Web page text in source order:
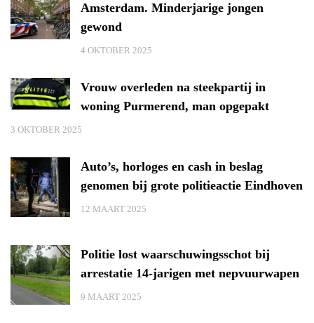
Amsterdam. Minderjarige jongen
gewond
4 OKTOBER 2025
Vrouw overleden na steekpartij in
woning Purmerend, man opgepakt
3 OKTOBER 2025
Auto’s, horloges en cash in beslag
genomen bij grote politieactie Eindhoven
12 MAART 2025
Politie lost waarschuwingsschot bij
arrestatie 14-jarigen met nepvuurwapen
9 MAART 2025